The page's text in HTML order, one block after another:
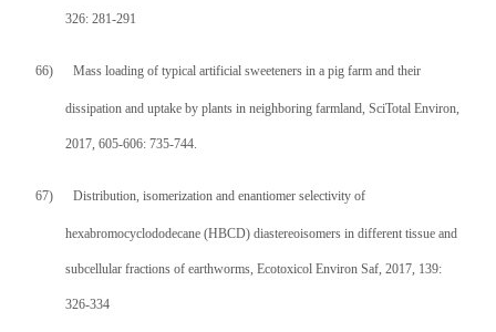
326: 281-291
66) Mass loading of typical artificial sweeteners in a pig farm and their
dissipation and uptake by plants in neighboring farmland, SciTotal Environ,
2017, 605-606: 735-744.
67) Distribution, isomerization and enantiomer selectivity of
hexabromocyclododecane (HBCD) diastereoisomers in different tissue and
subcellular fractions of earthworms, Ecotoxicol Environ Saf, 2017, 139:
326-334